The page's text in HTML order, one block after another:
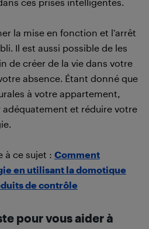
ces prises intelligentes.
la mise en fonction et l’arrêt
Il est aussi possible de les
de créer de la vie dans votre
absence. Étant donné que
à votre appartement,
adéquatement et réduire votre
à ce sujet : Comment
en utilisant la domotique
de contrôle
pour vous aider à